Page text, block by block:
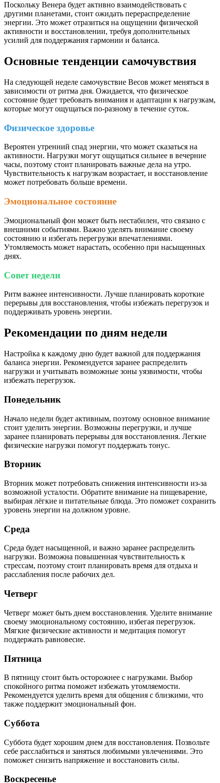
Поскольку Венера будет активно взаимодействовать с
другими планетами, стоит ожидать перераспределение
энергии. Это может отразиться на ощущении физической
активности и восстановлении, требуя дополнительных
усилий для поддержания гармонии и баланса.
Основные тенденции самочувствия
На следующей неделе самочувствие Весов может меняться в
зависимости от ритма дня. Ожидается, что физическое
состояние будет требовать внимания и адаптации к нагрузкам,
которые могут ощущаться по-разному в течение суток.
Физическое здоровье
Вероятен утренний спад энергии, что может сказаться на
активности. Нагрузки могут ощущаться сильнее в вечерние
часы, поэтому стоит планировать важные дела на утро.
Чувствительность к нагрузкам возрастает, и восстановление
может потребовать больше времени.
Эмоциональное состояние
Эмоциональный фон может быть нестабилен, что связано с
внешними событиями. Важно уделять внимание своему
состоянию и избегать перегрузки впечатлениями.
Утомляемость может нарастать, особенно при насыщенных
днях.
Совет недели
Ритм важнее интенсивности. Лучше планировать короткие
перерывы для восстановления, чтобы избежать перегрузок и
поддерживать уровень энергии.
Рекомендации по дням недели
Настройка к каждому дню будет важной для поддержания
баланса энергии. Рекомендуется заранее распределить
нагрузки и учитывать возможные зоны уязвимости, чтобы
избежать перегрузок.
Понедельник
Начало недели будет активным, поэтому основное внимание
стоит уделить энергии. Возможны перегрузки, и лучше
заранее планировать перерывы для восстановления. Легкие
физические нагрузки помогут поддержать тонус.
Вторник
Вторник может потребовать снижения интенсивности из-за
возможной усталости. Обратите внимание на пищеварение,
выбирая лёгкие и питательные блюда. Это поможет сохранить
уровень энергии на должном уровне.
Среда
Среда будет насыщенной, и важно заранее распределить
нагрузки. Возможна повышенная чувствительность к
стрессам, поэтому стоит планировать время для отдыха и
расслабления после рабочих дел.
Четверг
Четверг может быть днем восстановления. Уделите внимание
своему эмоциональному состоянию, избегая перегрузок.
Мягкие физические активности и медитация помогут
поддержать равновесие.
Пятница
В пятницу стоит быть осторожнее с нагрузками. Выбор
спокойного ритма поможет избежать утомляемости.
Рекомендуется уделить время для общения с близкими, что
также поддержит эмоциональный фон.
Суббота
Суббота будет хорошим днем для восстановления. Позвольте
себе расслабиться и заняться любимыми увлечениями. Это
поможет снизить напряжение и восстановить силы.
Воскресенье